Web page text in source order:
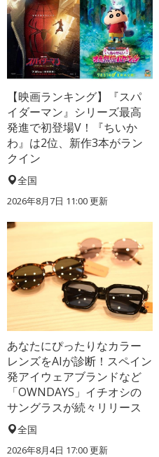
【映画ランキング】『スパ
イダーマン』シリーズ最高
発進で初登場V！『ちいか
わ』は2位、新作3本がラン
クイン
全国
2026年8月7日 11:00更新
あなたにぴったりなカラー
レンズをAIが診断！スペイン
発アイウェアブランドなど
「OWNDAYS」イチオシの
サングラスが続々リリース
全国
2026年8月4日 17:00更新